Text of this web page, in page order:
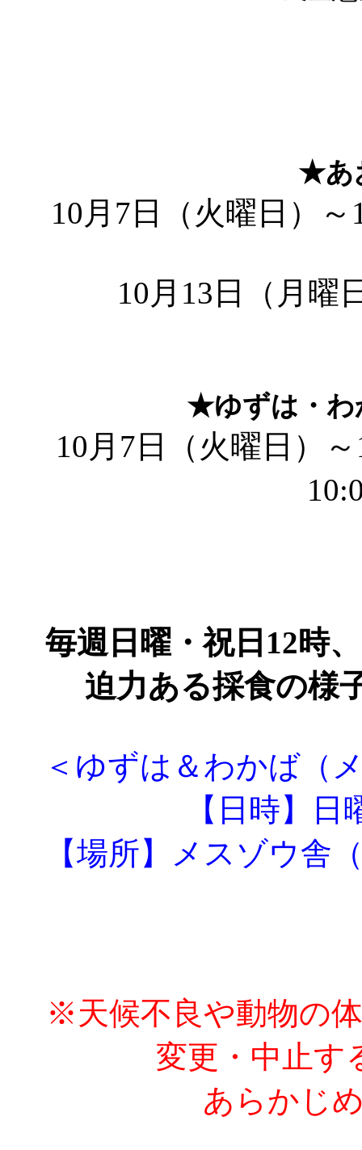
★あ
10月7日（火曜日）
10月13日（月曜
★ゆずは・わ
10月7日（火曜日）
毎週日曜・祝日12時
迫力ある採食の様
＜ゆずは＆わかば（
【日時】
【場所】メスゾウ舎
※天候不良や動物の
変更・中止す
あらかじ